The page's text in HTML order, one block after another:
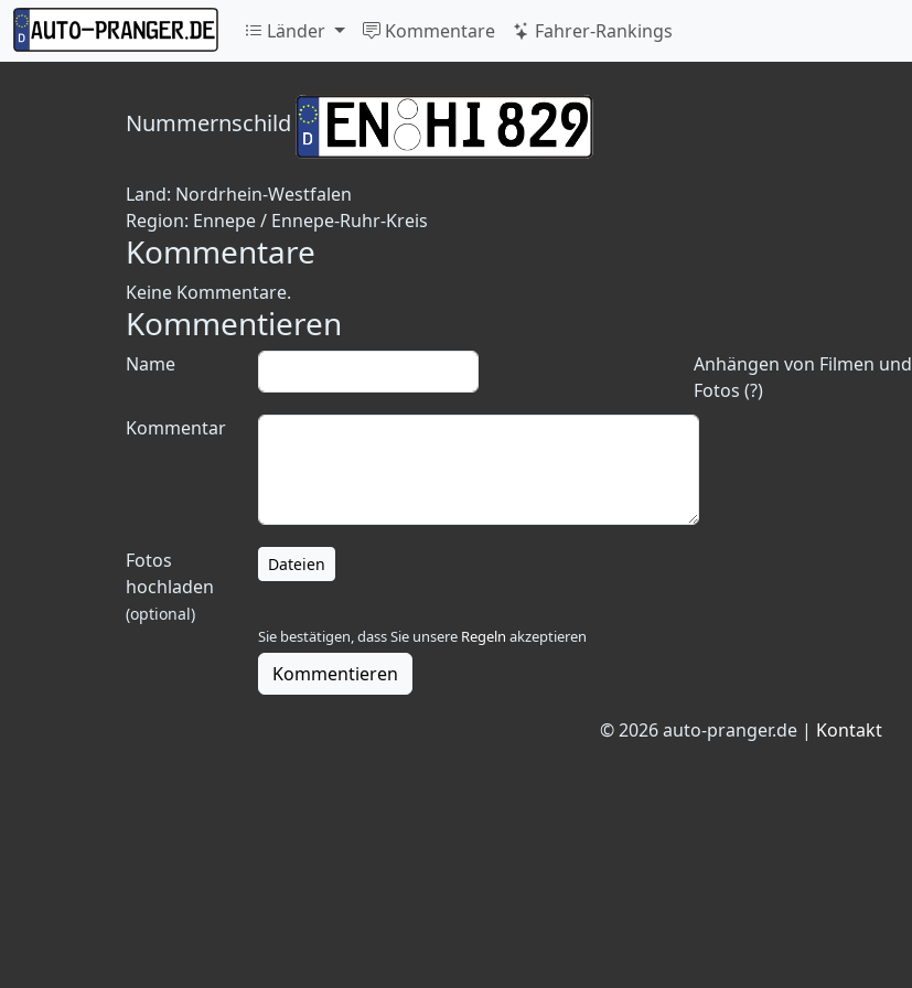
Länder Kommentare Fahrer-Rankings
Nummernschild
Land: Nordrhein-Westfalen
Region: Ennepe / Ennepe-Ruhr-Kreis
Kommentare
Keine Kommentare.
Kommentieren
Anhängen von Filmen und
Fotos (?)
Name
Kommentar
Fotos
hochladen
(optional)
Dateien
Sie bestätigen, dass Sie unsere Regeln akzeptieren
Kommentieren
© 2026 auto-pranger.de | Kontakt